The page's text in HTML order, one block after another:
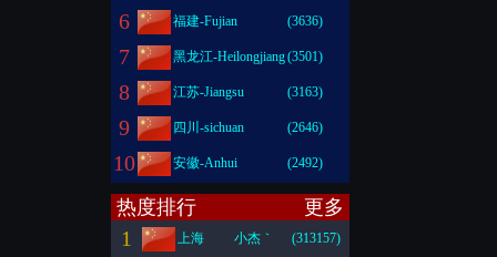
6 福建-Fujian (3636)
7 黑龙江-Heilongjiang(3501)
8 江苏-Jiangsu (3163)
9 四川-sichuan (2646)
10 安徽-Anhui (2492)
热度排行 更多
1 上海 小杰｀ (313157)